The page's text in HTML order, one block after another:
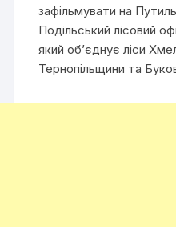
зафільмувати на
Подільський лісовий
який об’єднує ліси
Тернопільщини та